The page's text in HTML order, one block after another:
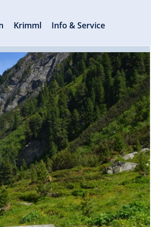
Krimml Info & Service